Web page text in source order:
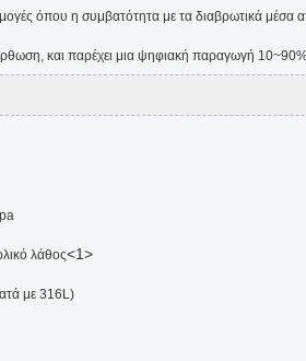
όπου η συμβατότητα με τα διαβρωτικά μέσα
και παρέχει μια ψηφιακή παραγωγή
λάθος<1>
με 316L)